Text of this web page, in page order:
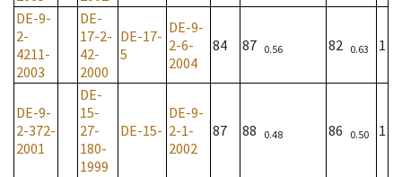
DE-9-
2-
4211-
2003
DE-
17-2-
42-
2000
DE-17-
5
DE-9-
2-6-
2004
84 87 0.56 82 0.63 1
DE-9-
2-372-
2001
DE-
15-
27-
180-
1999
DE-15-
DE-9-
2-1-
2002
87 88 0.48 86 0.50 1